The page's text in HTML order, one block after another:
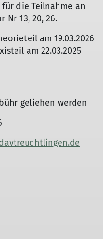
für die Teilnahme an
Nr 13, 20, 26.
am 19.03.2026
am 22.03.2025
geliehen werden